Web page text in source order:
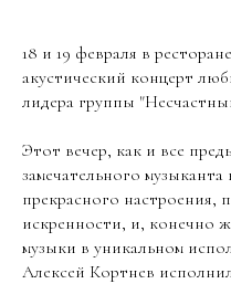
18 и 19 февраля в
акустический концерт
лидера группы
Этот вечер, как и все
замечательного
прекрасного настроения,
искренности, и, конечно
музыки в уникальном
Алексей Кортнев